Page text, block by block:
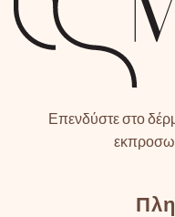
Επενδύστε στο